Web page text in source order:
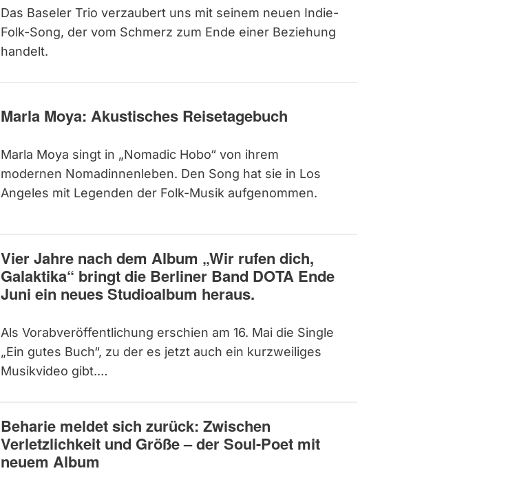
Das Baseler Trio verzaubert uns mit seinem neuen Indie-
Folk-Song, der vom Schmerz zum Ende einer Beziehung
handelt.
Marla Moya: Akustisches Reisetagebuch
Marla Moya singt in „Nomadic Hobo“ von ihrem
modernen Nomadinnenleben. Den Song hat sie in Los
Angeles mit Legenden der Folk-Musik aufgenommen.
Vier Jahre nach dem Album „Wir rufen dich,
Galaktika“ bringt die Berliner Band DOTA Ende
Juni ein neues Studioalbum heraus.
Als Vorabveröffentlichung erschien am 16. Mai die Single
„Ein gutes Buch“, zu der es jetzt auch ein kurzweiliges
Musikvideo gibt.…
Beharie meldet sich zurück: Zwischen
Verletzlichkeit und Größe – der Soul-Poet mit
neuem Album